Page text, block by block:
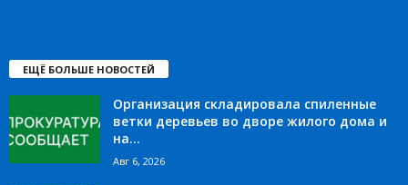
ЕЩЁ БОЛЬШЕ НОВОСТЕЙ
Организация складировала спиленные
ветки деревьев во дворе жилого дома и
на...
Авг 6, 2026